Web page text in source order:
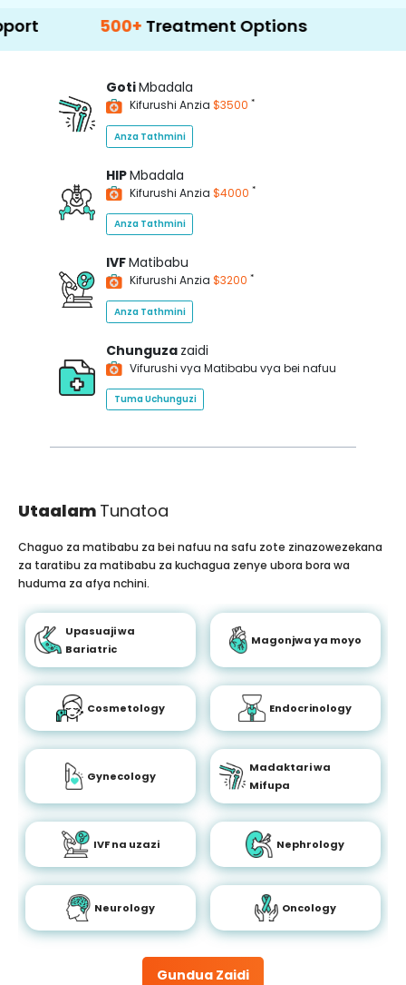
500+ Treatment Options
GotiMbadala
Kifurushi Anzia $3500 *
Anza Tathmini
HIPMbadala
Kifurushi Anzia $4000 *
Anza Tathmini
IVFMatibabu
Kifurushi Anzia $3200 *
Anza Tathmini
Chunguza zaidi
Vifurushi vya Matibabu vya bei nafuu
Tuma Uchunguzi
Utaalam Tunatoa
Gundua Zaidi
Chaguo za matibabu za bei nafuu na safu zote zinazowezekana
za taratibu za matibabu za kuchagua zenye ubora bora wa
huduma za afya nchini.
Upasuaji wa
Bariatric
Magonjwa ya moyo
Cosmetology Endocrinology
Gynecology
Madaktari wa
Mifupa
IVF na uzazi Nephrology
Neurology Oncology